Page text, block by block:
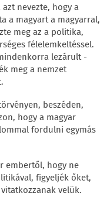
nevezte, hogy a
a magyart a magyarral,
meg az a politika,
félelemkeltéssel.
lezárult -
meg a nemzet
beszéden,
hogy a magyar
fordulni egymás
embertől, hogy ne
figyeljék őket,
velük.